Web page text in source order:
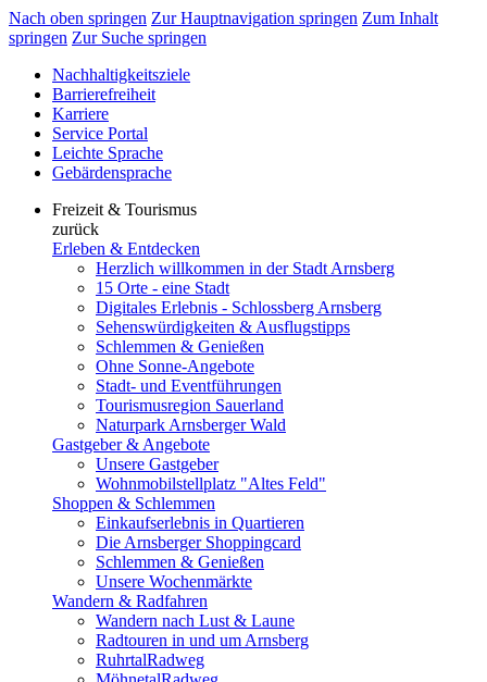
Nach oben springen Zur Hauptnavigation springen Zum Inhalt
springen Zur Suche springen
Nachhaltigkeitsziele
Barrierefreiheit
Karriere
Service Portal
Leichte Sprache
Gebärdensprache
Freizeit & Tourismus
zurück
Erleben & Entdecken
Herzlich willkommen in der Stadt Arnsberg
15 Orte - eine Stadt
Digitales Erlebnis - Schlossberg Arnsberg
Sehenswürdigkeiten & Ausflugstipps
Schlemmen & Genießen
Ohne Sonne-Angebote
Stadt- und Eventführungen
Tourismusregion Sauerland
Naturpark Arnsberger Wald
Gastgeber & Angebote
Unsere Gastgeber
Wohnmobilstellplatz "Altes Feld"
Shoppen & Schlemmen
Einkaufserlebnis in Quartieren
Die Arnsberger Shoppingcard
Schlemmen & Genießen
Unsere Wochenmärkte
Wandern & Radfahren
Wandern nach Lust & Laune
Radtouren in und um Arnsberg
RuhrtalRadweg